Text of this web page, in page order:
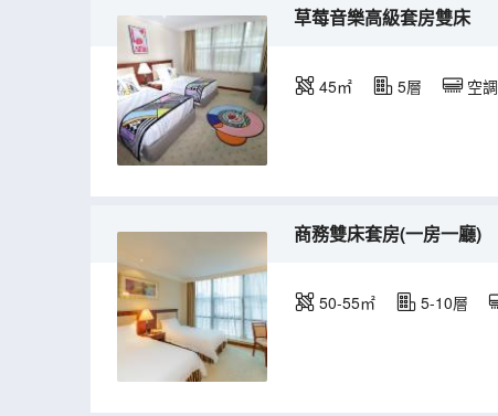
草莓音樂高級套房雙床
45㎡ 5層 空調
商務雙床套房(一房一廳)
50-55㎡ 5-10層